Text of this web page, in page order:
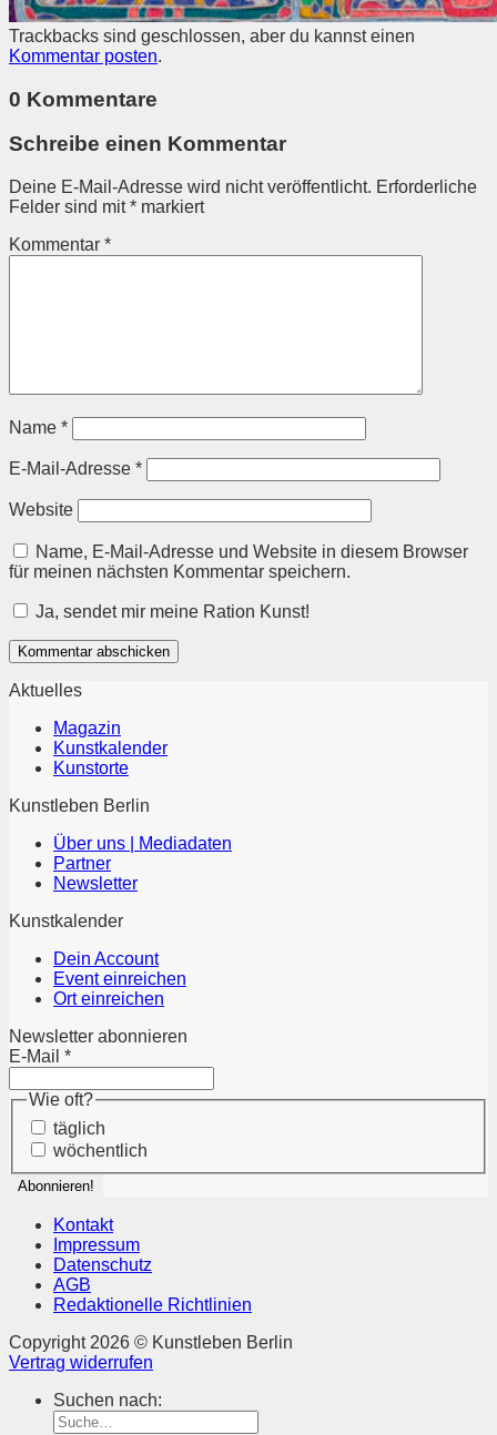
Trackbacks sind geschlossen, aber du kannst einen
Kommentar posten.
0 Kommentare
Schreibe einen Kommentar
Deine E-Mail-Adresse wird nicht veröffentlicht. Erforderliche
Felder sind mit* markiert
Kommentar *
Name *
E-Mail-Adresse *
Website
Name, E-Mail-Adresse und Website in diesem Browser
für meinen nächsten Kommentar speichern.
Ja, sendet mir meine Ration Kunst!
Aktuelles
Magazin
Kunstkalender
Kunstorte
Kunstleben Berlin
Über uns | Mediadaten
Partner
Newsletter
Kunstkalender
Dein Account
Event einreichen
Ort einreichen
Newsletter abonnieren
E-Mail *
Wie oft?
täglich
wöchentlich
Kontakt
Impressum
Datenschutz
AGB
Redaktionelle Richtlinien
Copyright 2026 © Kunstleben Berlin
Vertrag widerrufen
Suchen nach: